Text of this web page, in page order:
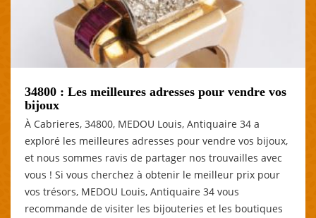
34800 : Les meilleures adresses pour vendre vos
bijoux
À Cabrieres, 34800, MEDOU Louis, Antiquaire 34 a
exploré les meilleures adresses pour vendre vos bijoux,
et nous sommes ravis de partager nos trouvailles avec
vous ! Si vous cherchez à obtenir le meilleur prix pour
vos trésors, MEDOU Louis, Antiquaire 34 vous
recommande de visiter les bijouteries et les boutiques